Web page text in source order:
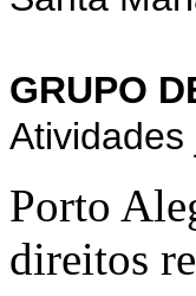
GRUPO
Porto
direitos